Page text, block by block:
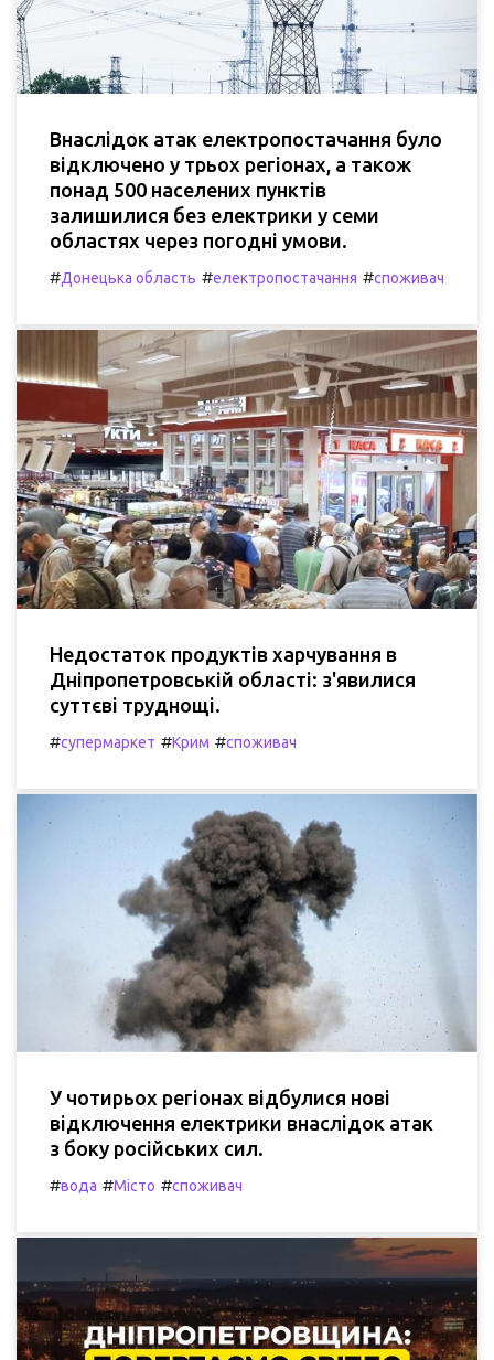
Внаслідок атак електропостачання було
відключено у трьох регіонах, а також
понад 500 населених пунктів
залишилися без електрики у семи
областях через погодні умови.
#Донецька область #електропостачання #споживач
Недостаток продуктів харчування в
Дніпропетровській області: з'явилися
суттєві труднощі.
#супермаркет #Крим #споживач
У чотирьох регіонах відбулися нові
відключення електрики внаслідок атак
з боку російських сил.
#вода #Місто #споживач